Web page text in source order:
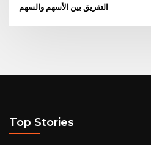
التفريق بين الأسهم والسهم
Top Stories